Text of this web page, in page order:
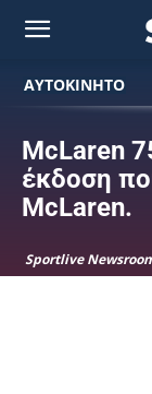
ΑΥΤΟΚΙΝΗΤΟ
McLaren
έκδοση
McLaren.
Sportlive